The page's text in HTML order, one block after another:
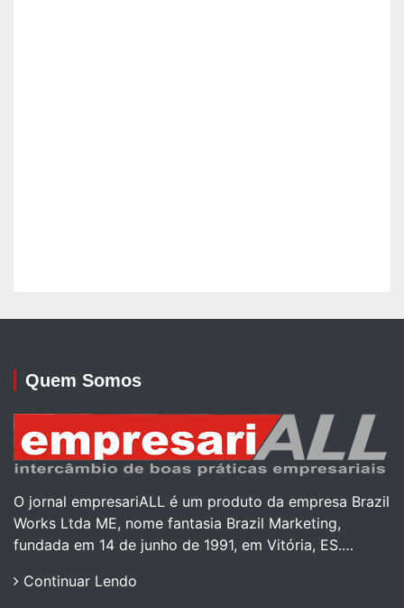
Quem Somos
O jornal empresariALL é um produto da empresa Brazil
Works Ltda ME, nome fantasia Brazil Marketing,
fundada em 14 de junho de 1991, em Vitória, ES.…
Continuar Lendo